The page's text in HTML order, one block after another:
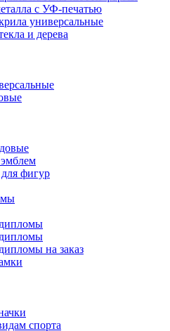
с УФ-печатью
универсальные
и дерева
фигур
на заказ
спорта